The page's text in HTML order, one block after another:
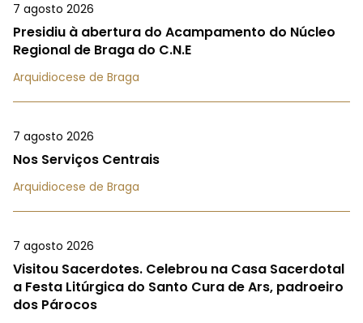
7 agosto 2026
Presidiu à abertura do Acampamento do Núcleo
Regional de Braga do C.N.E
Arquidiocese de Braga
7 agosto 2026
Nos Serviços Centrais
Arquidiocese de Braga
7 agosto 2026
Visitou Sacerdotes. Celebrou na Casa Sacerdotal
a Festa Litúrgica do Santo Cura de Ars, padroeiro
dos Párocos